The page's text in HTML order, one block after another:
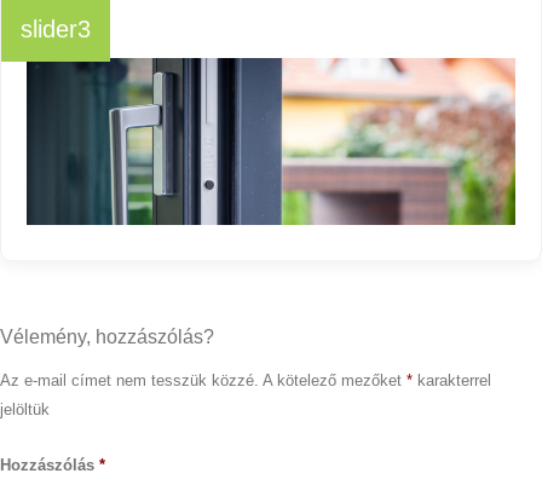
slider3
Vélemény, hozzászólás?
Az e-mail címet nem tesszük közzé. A kötelező mezőket * karakterrel
jelöltük
Hozzászólás *